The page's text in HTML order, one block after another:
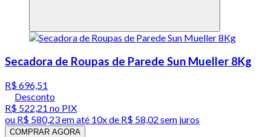
Secadora de Roupas de Parede Sun Mueller 8Kg
R$ 696,51
Desconto
R$ 522,21 no PIX
ou R$ 580,23em até 10x de R$ 58,02 sem juros
COMPRAR AGORA